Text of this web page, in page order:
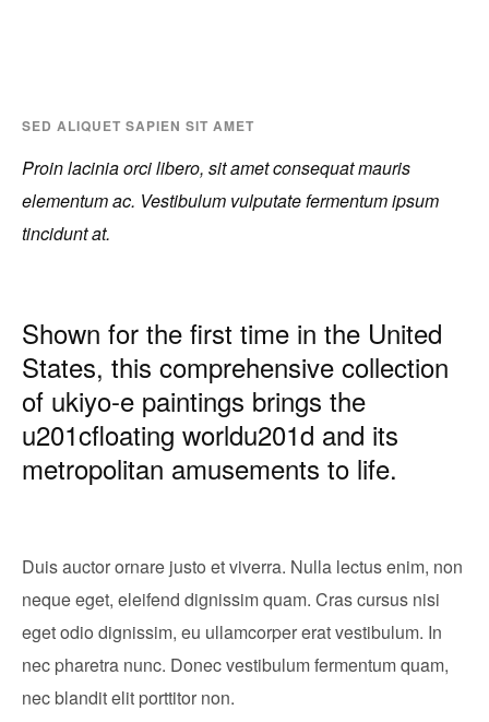
SED ALIQUET SAPIEN SIT AMET
Proin lacinia orci libero, sit amet consequat mauris
elementum ac. Vestibulum vulputate fermentum ipsum
tincidunt at.
Shown for the first time in the United
States, this comprehensive collection
of ukiyo-e paintings brings the
u201cfloating worldu201d and its
metropolitan amusements to life.
Duis auctor ornare justo et viverra. Nulla lectus enim, non
neque eget, eleifend dignissim quam. Cras cursus nisi
eget odio dignissim, eu ullamcorper erat vestibulum. In
nec pharetra nunc. Donec vestibulum fermentum quam,
nec blandit elit porttitor non.